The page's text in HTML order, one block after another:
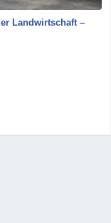
Landwirtschaft –